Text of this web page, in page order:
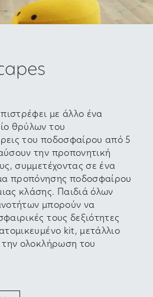
με άλλο ένα
θρύλων του
του ποδοσφαίρου από 5
την προπονητική
συμμετέχοντας σε ένα
προπόνησης ποδοσφαίρου
κλάσης. Παιδιά όλων
μπορούν να
τους δεξιότητες
kit, μετάλλιο
την ολοκλήρωση του